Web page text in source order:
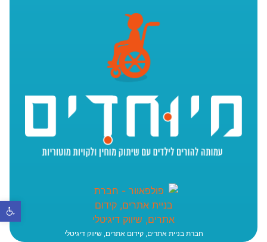
פתח
חברת בניית אתרים, קידום אתרים, שיווק דיגיטלי